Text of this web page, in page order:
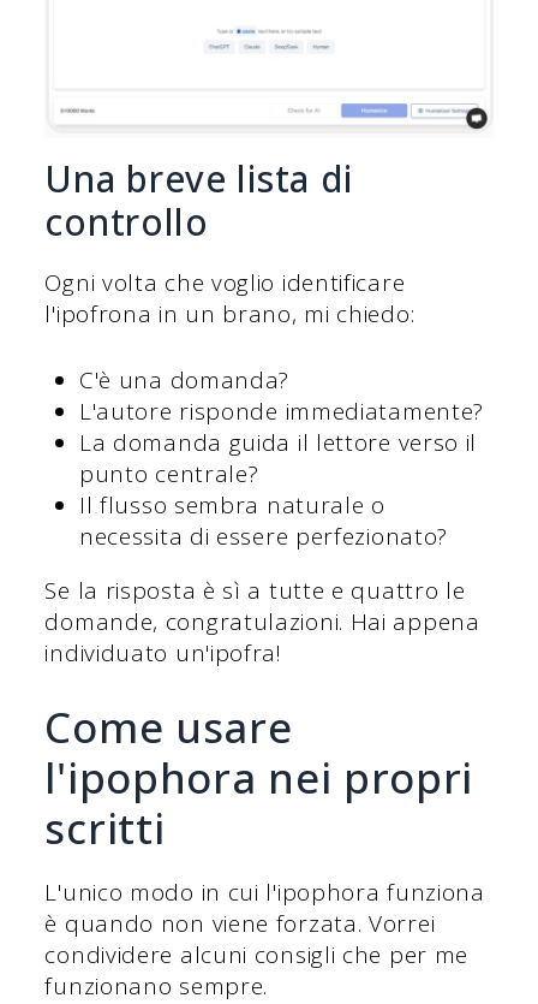
Una breve lista di
controllo
Ogni volta che voglio identificare
l'ipofrona in un brano, mi chiedo:
C'è una domanda?
L'autore risponde immediatamente?
La domanda guida il lettore verso il
punto centrale?
Il flusso sembra naturale o
necessita di essere perfezionato?
Se la risposta è sì a tutte e quattro le
domande, congratulazioni. Hai appena
individuato un'ipofra!
Come usare
l'ipophora nei propri
scritti
L'unico modo in cui l'ipophora funziona
è quando non viene forzata. Vorrei
condividere alcuni consigli che per me
funzionano sempre.